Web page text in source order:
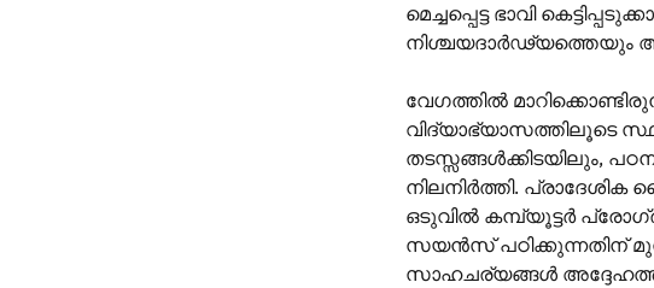
മെച്ചപ്പെട്ട ഭാവി
നിശ്ചയദാർഢ്യത്തെയും
വേഗത്തിൽ
വിദ്യാഭ്യാസത്തിലൂടെ
തടസ്സങ്ങൾക്കിടയിലും,
നിലനിർത്തി. പ്രാദേശിക
ഒടുവിൽ കമ്പ്യൂട്ടർ
സയൻസ് പഠിക്കുന്നതിന്
സാഹചര്യങ്ങൾ